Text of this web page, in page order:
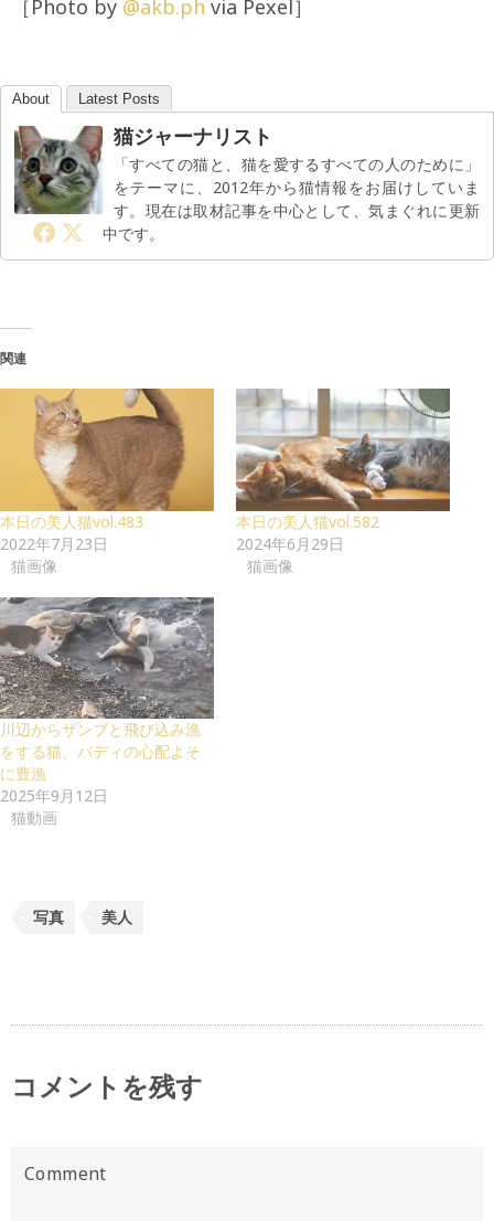
［Photo by @akb.ph via Pexel］
About Latest Posts
猫ジャーナリスト
「すべての猫と、猫を愛するすべての人のために」
をテーマに、2012年から猫情報をお届けしていま
す。現在は取材記事を中心として、気まぐれに更新
中です。
関連
本日の美人猫vol.483
2022年7月23日
猫画像
本日の美人猫vol.582
2024年6月29日
猫画像
川辺からザンブと飛び込み漁
をする猫、バディの心配よそ
に豊漁
2025年9月12日
猫動画
写真 美人
コメントを残す